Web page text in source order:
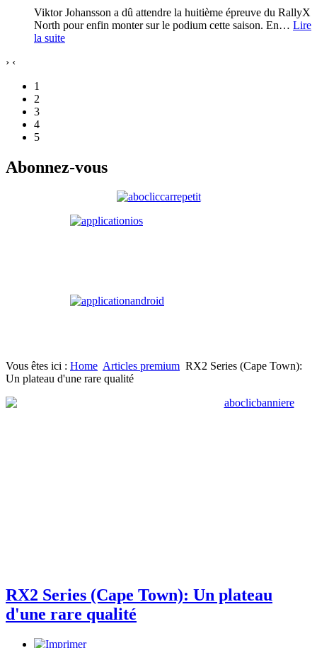
Viktor Johansson a dû attendre la huitième épreuve du RallyX
North pour enfin monter sur le podium cette saison. En… Lire
la suite
› ‹
1
2
3
4
5
Abonnez-vous
Vous êtes ici : Home Articles premium RX2 Series (Cape Town):
Un plateau d'une rare qualité
RX2 Series (Cape Town): Un plateau
d'une rare qualité